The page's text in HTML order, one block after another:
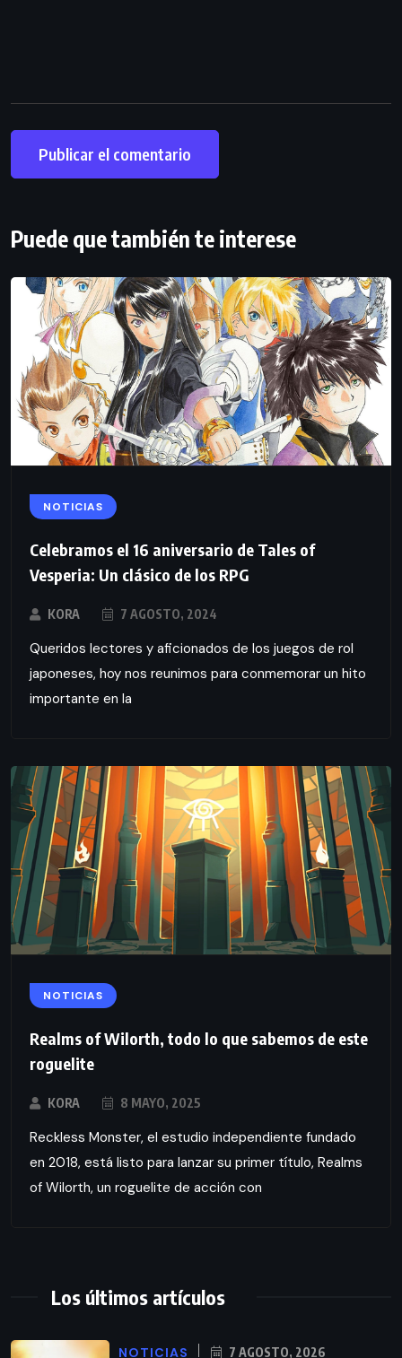
Puede que también te interese
NOTICIAS
Celebramos el 16 aniversario de Tales of
Vesperia: Un clásico de los RPG
KORA 7 AGOSTO, 2024
Queridos lectores y aficionados de los juegos de rol
japoneses, hoy nos reunimos para conmemorar un hito
importante en la
NOTICIAS
Realms of Wilorth, todo lo que sabemos de este
roguelite
KORA 8 MAYO, 2025
Reckless Monster, el estudio independiente fundado
en 2018, está listo para lanzar su primer título, Realms
of Wilorth, un roguelite de acción con
Los últimos artículos
NOTICIAS 7 AGOSTO, 2026